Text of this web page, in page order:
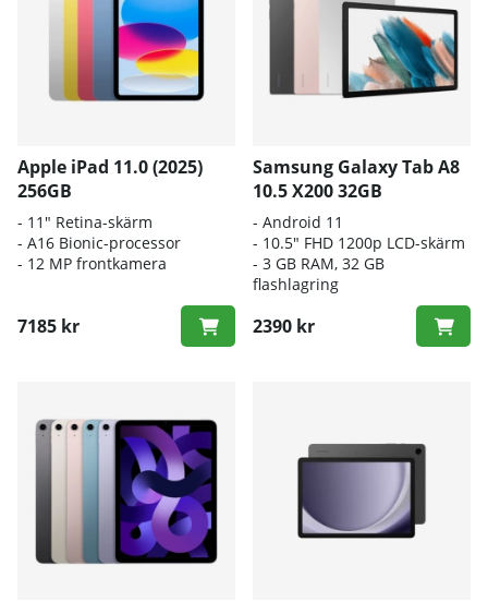
Apple iPad 11.0 (2025)
256GB
- 11" Retina-skärm
- A16 Bionic-processor
- 12 MP frontkamera
7185 kr
Samsung Galaxy Tab A8
10.5 X200 32GB
- Android 11
- 10.5" FHD 1200p LCD-skärm
- 3 GB RAM, 32 GB
flashlagring
2390 kr